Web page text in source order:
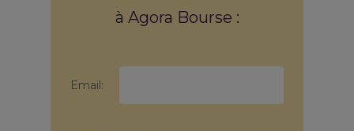
à Agora Bourse :
Email: